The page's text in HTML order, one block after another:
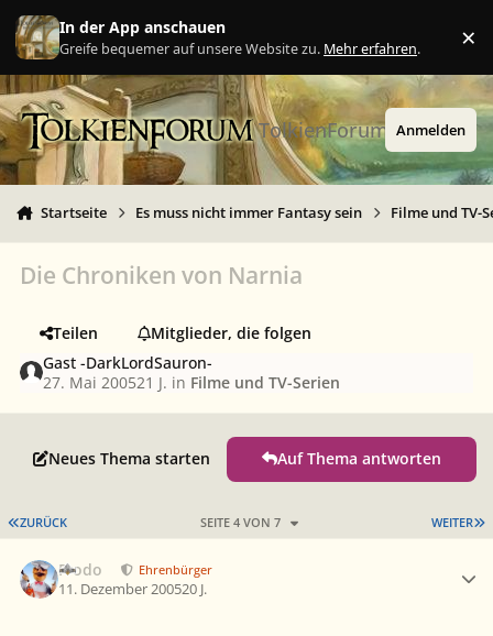
Zu Inhalt springen
In der App anschauen
Greife bequemer auf unsere Website zu. Mehr erfahren. ×
TolkienForum Anmelden
Startseite Es muss nicht immer Fantasy sein Filme und TV-
Die Chroniken von Narnia
Teilen
Mitglieder, die folgen
Gast -DarkLordSauron-
27. Mai 200521 J. in Filme und TV-Serien
Neues Thema starten Auf Thema antworten
ERSTE SEITE
ZURÜCK WEITER
SEITE 4 VON 7
Frodo Ehrenbürger
11. Dezember 200520 J.